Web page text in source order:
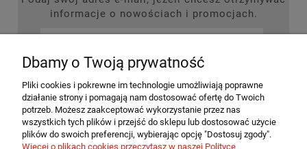
informacje o nowościach i promocjach.
ZAPISZ SIĘ
MOJE KONTO
Dbamy o Twoją prywatność
Pliki cookies i pokrewne im technologie umożliwiają poprawne
działanie strony i pomagają nam dostosować ofertę do Twoich
potrzeb. Możesz zaakceptować wykorzystanie przez nas
wszystkich tych plików i przejść do sklepu lub dostosować użycie
plików do swoich preferencji, wybierając opcję "Dostosuj zgody".
Więcej o plikach cookies przeczytasz w naszej Polityce